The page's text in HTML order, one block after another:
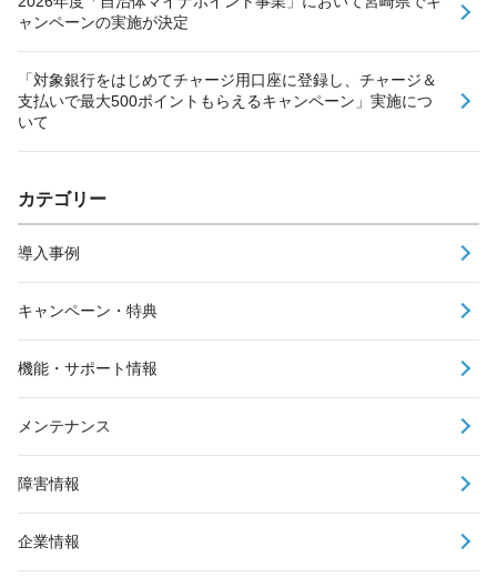
ャンペーンの実施が決定
「対象銀行をはじめてチャージ用口座に登録し、チャージ＆
支払いで最大500ポイントもらえるキャンペーン」実施につ
いて
カテゴリー
導入事例
キャンペーン・特典
機能・サポート情報
メンテナンス
障害情報
企業情報